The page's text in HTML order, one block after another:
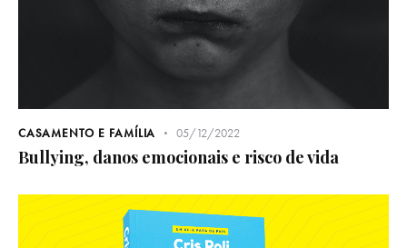
CASAMENTO E FAMÍLIA 05/12/2022
Bullying, danos emocionais e risco de vida